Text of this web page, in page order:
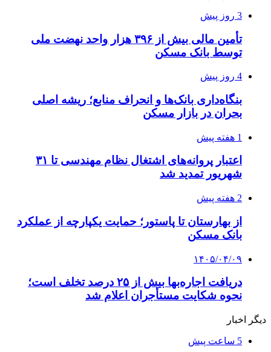
3 روز پیش
تأمین مالی بیش از ۳۹۶ هزار واحد نهضت ملی
توسط بانک مسکن
4 روز پیش
بنگاه‌داری بانک‌ها و انحراف منابع؛ ریشه اصلی
بحران در بازار مسکن
1 هفته پیش
اعتبار پروانه‌های اشتغال نظام مهندسی تا ۳۱
شهریور تمدید شد
2 هفته پیش
از بهارستان تا پاستور؛ حمایت یکپارچه از عملکرد
بانک مسکن
۱۴۰۵/۰۴/۰۹
دریافت اجاره‌بها بیش از ۲۵ درصد تخلف است؛
نحوه شکایت مستأجران اعلام شد
دیگر اخبار
5 ساعت پیش